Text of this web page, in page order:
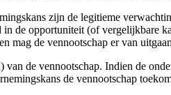
zijn de legitieme
in de opportuniteit (of
mag de vennootschap er van
de vennootschap. Indien de
de vennootschap